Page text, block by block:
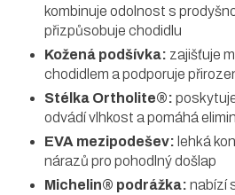
kombinuje odolnost s
přizpůsobuje chodidlu
Kožená podšívka: zajišťuje
chodidlem a podporuje
Stélka Ortholite®:
odvádí vlhkost a pomáhá
EVA mezipodešev: lehká
nárazů pro pohodlný došlap
Michelin® podrážka: nabízí